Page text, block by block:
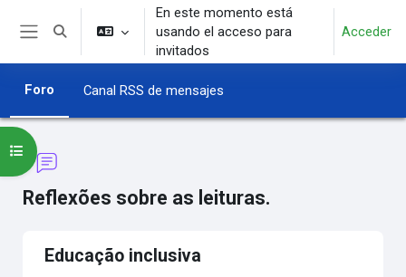
Salta al contenido principal
Selector de búsqueda de entrada
En este momento está
usando el acceso para
invitados
Acceder
Foro Canal RSS de mensajes
Reflexões sobre as leituras.
Abrir índice del curso
Educação inclusiva